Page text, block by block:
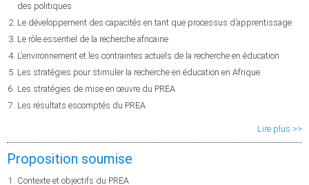
des politiques
Le développement des capacités en tant que processus d’apprentissage
Le rôle essentiel de la recherche africaine
L’environnement et les contraintes actuels de la recherche en éducation
Les stratégies pour stimuler la recherche en éducation en Afrique
Les stratégies de mise en œuvre du PREA
Les résultats escomptés du PREA
Lire plus >>
Proposition soumise
Contexte et objectifs du PREA